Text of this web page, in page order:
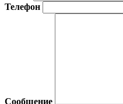
Телефон
Сообщение